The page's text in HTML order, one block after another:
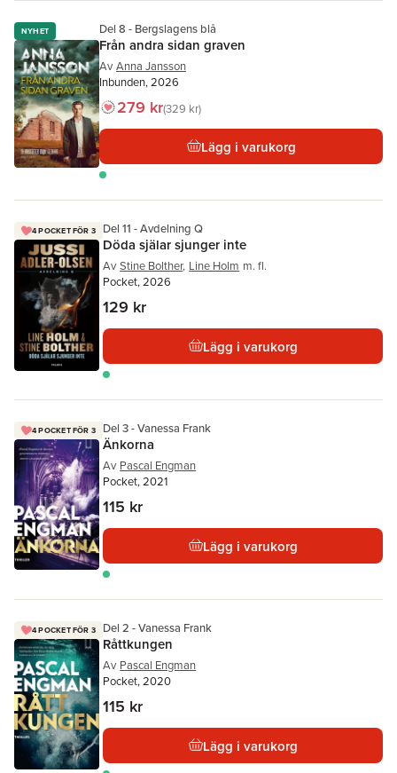
NYHET Del 8 - Bergslagens blå
Från andra sidan graven
Av Anna Jansson
Inbunden, 2026
279 kr329 kr
Lägg i varukorg
4 POCKET FÖR 3 Del 11 - Avdelning Q
Döda själar sjunger inte
Av Stine Bolther, Line Holm m. fl.
Pocket, 2026
129 kr
Lägg i varukorg
4 POCKET FÖR 3 Del 3 - Vanessa Frank
Änkorna
Av Pascal Engman
Pocket, 2021
115 kr
Lägg i varukorg
4 POCKET FÖR 3 Del 2 - Vanessa Frank
Råttkungen
Av Pascal Engman
Pocket, 2020
115 kr
Lägg i varukorg